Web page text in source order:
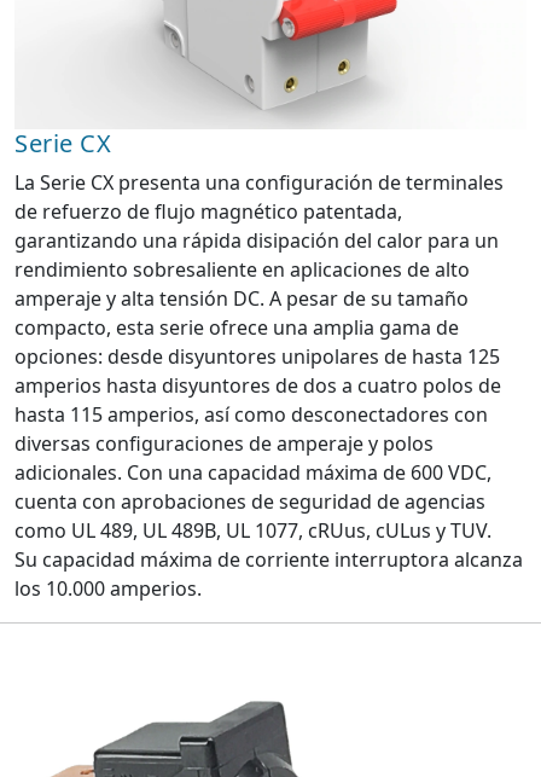
Serie CX
La Serie CX presenta una configuración de terminales
de refuerzo de flujo magnético patentada,
garantizando una rápida disipación del calor para un
rendimiento sobresaliente en aplicaciones de alto
amperaje y alta tensión DC. A pesar de su tamaño
compacto, esta serie ofrece una amplia gama de
opciones: desde disyuntores unipolares de hasta 125
amperios hasta disyuntores de dos a cuatro polos de
hasta 115 amperios, así como desconectadores con
diversas configuraciones de amperaje y polos
adicionales. Con una capacidad máxima de 600 VDC,
cuenta con aprobaciones de seguridad de agencias
como UL 489, UL 489B, UL 1077, cRUus, cULus y TUV.
Su capacidad máxima de corriente interruptora alcanza
los 10.000 amperios.